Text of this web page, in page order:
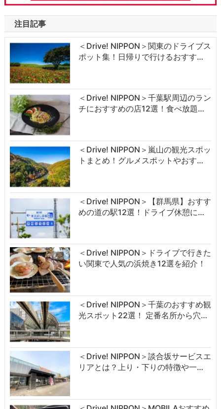
注目記事
＜Drive! NIPPON＞関東のドライブス
ポット集！日帰りで行けるおすす…
＜Drive! NIPPON＞千葉駅周辺のラン
チにおすすめの店12選！食べ放題…
＜Drive! NIPPON＞嵐山の観光スポッ
トまとめ！グルメスポットやおす…
＜Drive! NIPPON＞【群馬県】おすす
めの道の駅12選！ドライブ休憩に…
＜Drive! NIPPON＞ドライブで行きた
い関東で人気の浜焼き12選を紹介！
＜Drive! NIPPON＞千葉のおすすめ観
光スポット22選！ 定番名所から穴…
＜Drive! NIPPON＞談合坂サービスエ
リアとは？上り・下りの特徴や一…